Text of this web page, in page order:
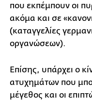
που εκπέμπουν οι
ακόμα και σε
(καταγγελίες
οργανώσεων).
Επίσης, υπάρχει ο
ατυχημάτων που
μέγεθος και οι